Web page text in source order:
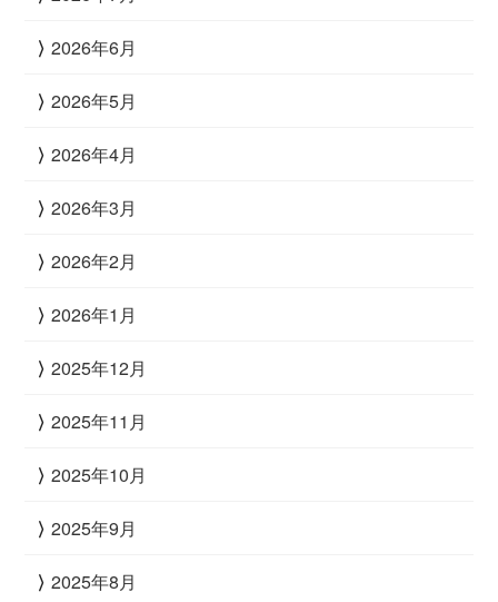
2026年6月
2026年5月
2026年4月
2026年3月
2026年2月
2026年1月
2025年12月
2025年11月
2025年10月
2025年9月
2025年8月